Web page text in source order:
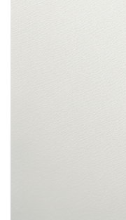
het
We kunnen het
bijvoorbeeld in het